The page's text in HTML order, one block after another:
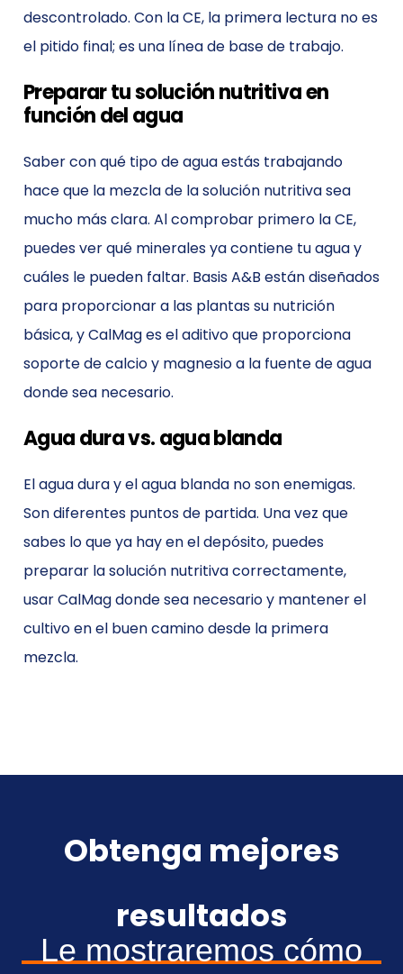
descontrolado. Con la CE, la primera lectura no es
el pitido final; es una línea de base de trabajo.
Preparar tu solución nutritiva en
función del agua
Saber con qué tipo de agua estás trabajando
hace que la mezcla de la solución nutritiva sea
mucho más clara. Al comprobar primero la CE,
puedes ver qué minerales ya contiene tu agua y
cuáles le pueden faltar. Basis A&B están diseñados
para proporcionar a las plantas su nutrición
básica, y CalMag es el aditivo que proporciona
soporte de calcio y magnesio a la fuente de agua
donde sea necesario.
Agua dura vs. agua blanda
El agua dura y el agua blanda no son enemigas.
Son diferentes puntos de partida. Una vez que
sabes lo que ya hay en el depósito, puedes
preparar la solución nutritiva correctamente,
usar CalMag donde sea necesario y mantener el
cultivo en el buen camino desde la primera
mezcla.
Obtenga mejores
resultados
Le mostraremos cómo